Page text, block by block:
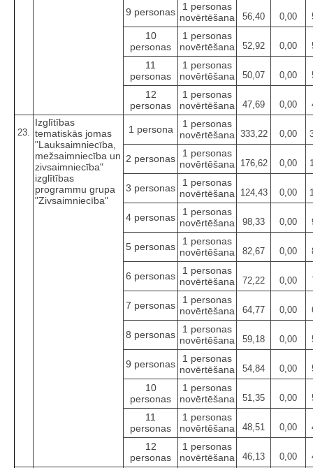
9 personas
1 personas
novērtēšana
56,40 0,00
10
personas
1 personas
novērtēšana
52,92 0,00
11
personas
1 personas
novērtēšana
50,07 0,00
12
personas
1 personas
novērtēšana
47,69 0,00
23.
Izglītības
tematiskās jomas
"Lauksaimniecība,
mežsaimniecība un
zivsaimniecība"
izglītības
programmu grupa
"Zivsaimniecība"
1 persona
1 personas
novērtēšana 333,22 0,00
2 personas
1 personas
novērtēšana
176,62 0,00
3 personas
1 personas
novērtēšana
124,43 0,00
4 personas
1 personas
novērtēšana
98,33 0,00
5 personas
1 personas
novērtēšana
82,67 0,00
6 personas
1 personas
novērtēšana
72,22 0,00
7 personas
1 personas
novērtēšana
64,77 0,00
8 personas
1 personas
novērtēšana
59,18 0,00
9 personas
1 personas
novērtēšana
54,84 0,00
10
personas
1 personas
novērtēšana
51,35 0,00
11
personas
1 personas
novērtēšana
48,51 0,00
12
personas
1 personas
novērtēšana
46,13 0,00